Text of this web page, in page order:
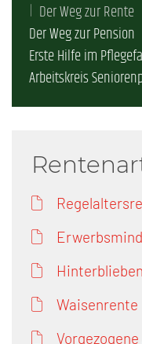
Der Weg zur Rente
Der Weg zur Pension
Erste Hilfe im
Arbeitskreis
Waisenrente